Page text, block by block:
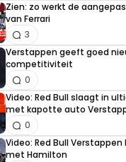
Zien: zo werkt de
van Ferrari
3
Verstappen geeft goed
competitiviteit
0
Video: Red Bull slaagt in
met kapotte auto
0
Video: Red Bull
met Hamilton